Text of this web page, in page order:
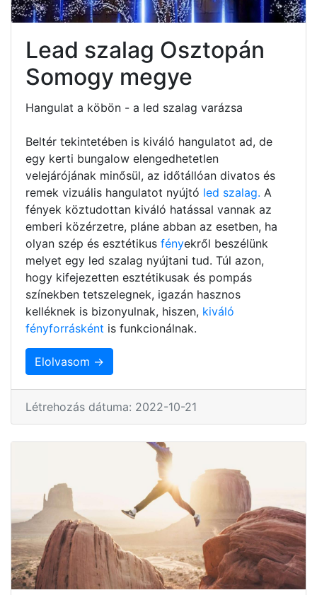
Lead szalag Osztopán
Somogy megye
Hangulat a köbön - a led szalag varázsa
Beltér tekintetében is kiváló hangulatot ad, de
egy kerti bungalow elengedhetetlen
velejárójának minősül, az időtállóan divatos és
remek vizuális hangulatot nyújtó led szalag. A
fények köztudottan kiváló hatással vannak az
emberi közérzetre, pláne abban az esetben, ha
olyan szép és esztétikus fényekről beszélünk
melyet egy led szalag nyújtani tud. Túl azon,
hogy kifejezetten esztétikusak és pompás
színekben tetszelegnek, igazán hasznos
kelléknek is bizonyulnak, hiszen, kiváló
fényforrásként is funkcionálnak.
Elolvasom →
Létrehozás dátuma: 2022-10-21